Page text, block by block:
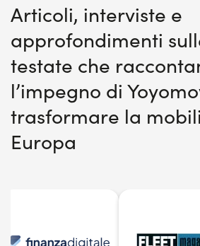
Articoli, interviste e
approfondimenti
testate che
l’impegno di
trasformare la
Europa